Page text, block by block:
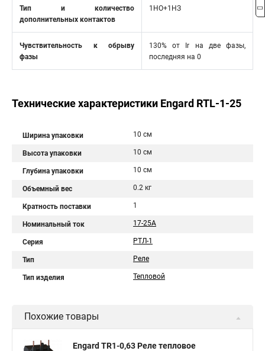
Тип и количество
дополнительных контактов
1НО+1НЗ
Чувствительность к обрыву
фазы
130% от Ir на две фазы,
последняя на 0
Технические характеристики Engard RTL-1-25
Ширина упаковки 10 см
Высота упаковки 10 см
Глубина упаковки 10 см
Объемный вес 0.2 кг
Кратность поставки 1
Номинальный ток 17-25A
Серия РТЛ-1
Тип Реле
Тип изделия Тепловой
Похожие товары
Engard TR1-0,63 Реле тепловое